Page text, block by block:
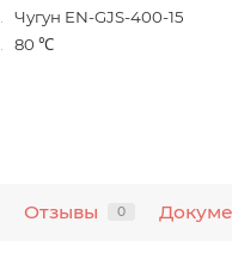
Чугун EN-GJS-400-15
80 ℃
Отзывы 0